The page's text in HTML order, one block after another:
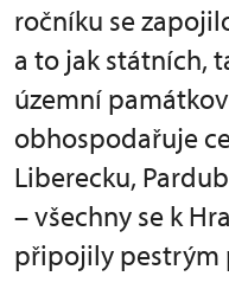
ročníku se
a to jak státních,
územní
obhospodařuje
Liberecku,
– všechny se k
připojily pestrým